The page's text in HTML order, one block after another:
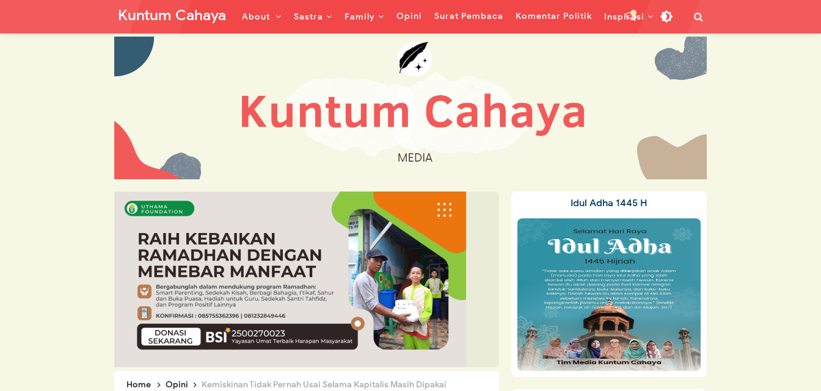
Kuntum Cahaya About Sastra Family Opini Surat Pembaca Komentar Politik Inspirasi
Home Opini Kemiskinan Tidak Pernah Usai Selama Kapitalis Masih Dipakai
Idul Adha 1445 H